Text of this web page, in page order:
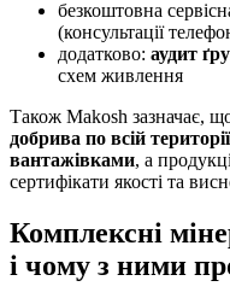
безкоштовна
(консультації
додатково: аудит
схем живлення
Також Makosh зазначає,
добрива по всій
вантажівками, а
сертифікати якості та
Комплексні
і чому з ними